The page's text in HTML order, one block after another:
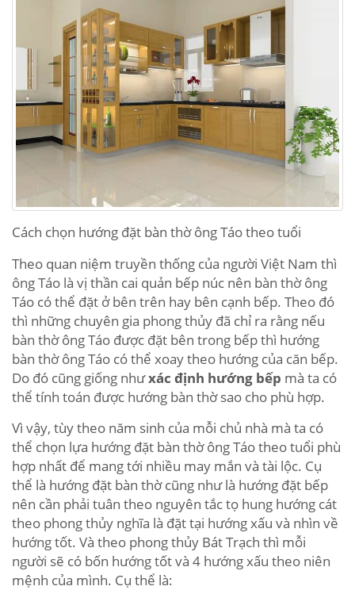
Cách chọn hướng đặt bàn thờ ông Táo theo tuổi
Theo quan niệm truyền thống của người Việt Nam thì
ông Táo là vị thần cai quản bếp núc nên bàn thờ ông
Táo có thể đặt ở bên trên hay bên cạnh bếp. Theo đó
thì những chuyên gia phong thủy đã chỉ ra rằng nếu
bàn thờ ông Táo được đặt bên trong bếp thì hướng
bàn thờ ông Táo có thể xoay theo hướng của căn bếp.
Do đó cũng giống nhưxác định hướng bếp mà ta có
thể tính toán được hướng bàn thờ sao cho phù hợp.
Vì vậy, tùy theo năm sinh của mỗi chủ nhà mà ta có
thể chọn lựa hướng đặt bàn thờ ông Táo theo tuổi phù
hợp nhất để mang tới nhiều may mắn và tài lộc. Cụ
thể là hướng đặt bàn thờ cũng như là hướng đặt bếp
nên cần phải tuân theo nguyên tắc tọ hung hướng cát
theo phong thủy nghĩa là đặt tại hướng xấu và nhìn về
hướng tốt. Và theo phong thủy Bát Trạch thì mỗi
người sẽ có bốn hướng tốt và 4 hướng xấu theo niên
mệnh của mình. Cụ thể là: